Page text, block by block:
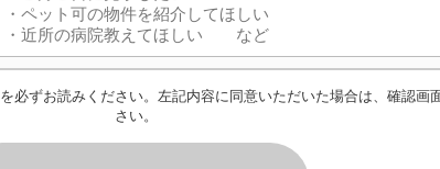
を必ずお読みください。左記内容に同意いただいた場合は、確認画
さい。